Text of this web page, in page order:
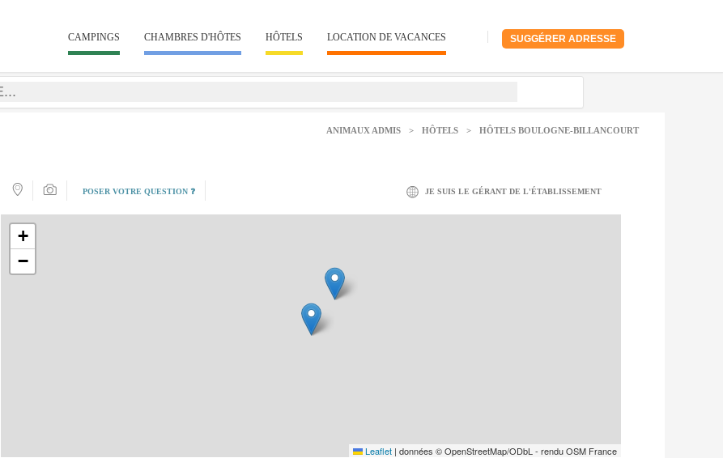
SUGGÉRER ADRESSE
CAMPINGS CHAMBRES D'HÔTES HÔTELS LOCATION DE VACANCES
ANIMAUX ADMIS > HÔTELS > HÔTELS BOULOGNE-BILLANCOURT
POSER VOTRE QUESTION ❓ JE SUIS LE GÉRANT DE L'ÉTABLISSEMENT
+
−
Leaflet | données © OpenStreetMap/ODbL - rendu OSM France